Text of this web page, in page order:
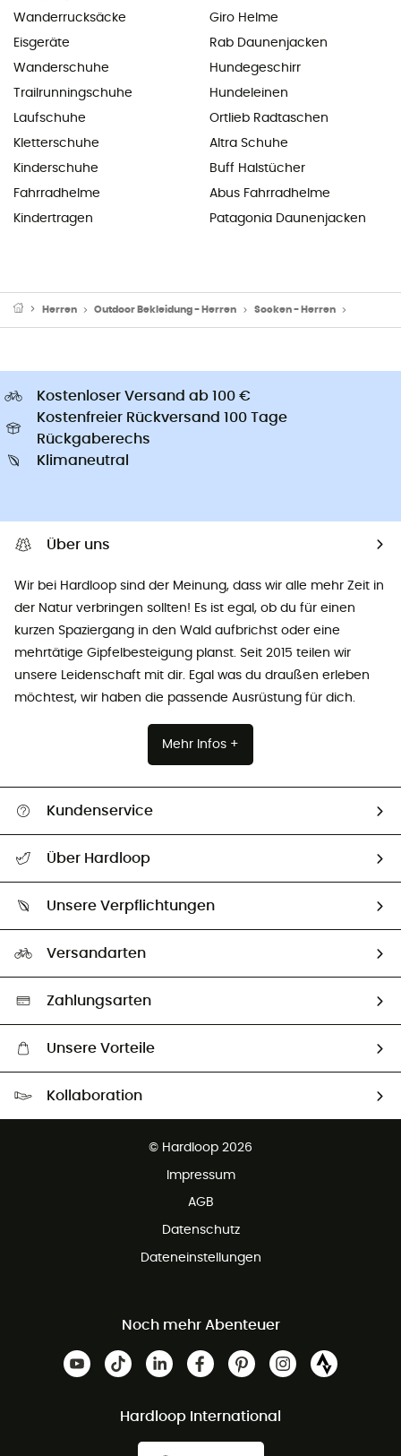
Wanderrucksäcke
Eisgeräte
Wanderschuhe
Trailrunningschuhe
Laufschuhe
Kletterschuhe
Kinderschuhe
Fahrradhelme
Kindertragen
Giro Helme
Rab Daunenjacken
Hundegeschirr
Hundeleinen
Ortlieb Radtaschen
Altra Schuhe
Buff Halstücher
Abus Fahrradhelme
Patagonia Daunenjacken
Herren Outdoor Bekleidung - Herren Socken - Herren
Kostenloser Versand ab 100 €
Kostenfreier Rückversand 100 Tage
Rückgaberechs
Klimaneutral
Über uns
Wir bei Hardloop sind der Meinung, dass wir alle mehr Zeit in
der Natur verbringen sollten! Es ist egal, ob du für einen
kurzen Spaziergang in den Wald aufbrichst oder eine
mehrtätige Gipfelbesteigung planst. Seit 2015 teilen wir
unsere Leidenschaft mit dir. Egal was du draußen erleben
möchtest, wir haben die passende Ausrüstung für dich.
Mehr Infos +
Kundenservice
Größentabelle
Vertrag widerrufen
Über Hardloop
Unsere Botschafter
Unsere Verpflichtungen
Auswahl an nachhaltigen Produkten
Versandarten
Zahlungsarten
Unsere Vorteile
Kollaboration
© Hardloop 2026
Impressum
AGB
Datenschutz
Dateneinstellungen
Noch mehr Abenteuer
Hardloop International